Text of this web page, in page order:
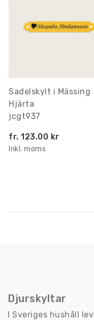
Sadelskylt i Mässing
Hjärta
jcgt937
fr. 123.00 kr
Inkl. moms
Djurskyltar
I Sveriges hushåll